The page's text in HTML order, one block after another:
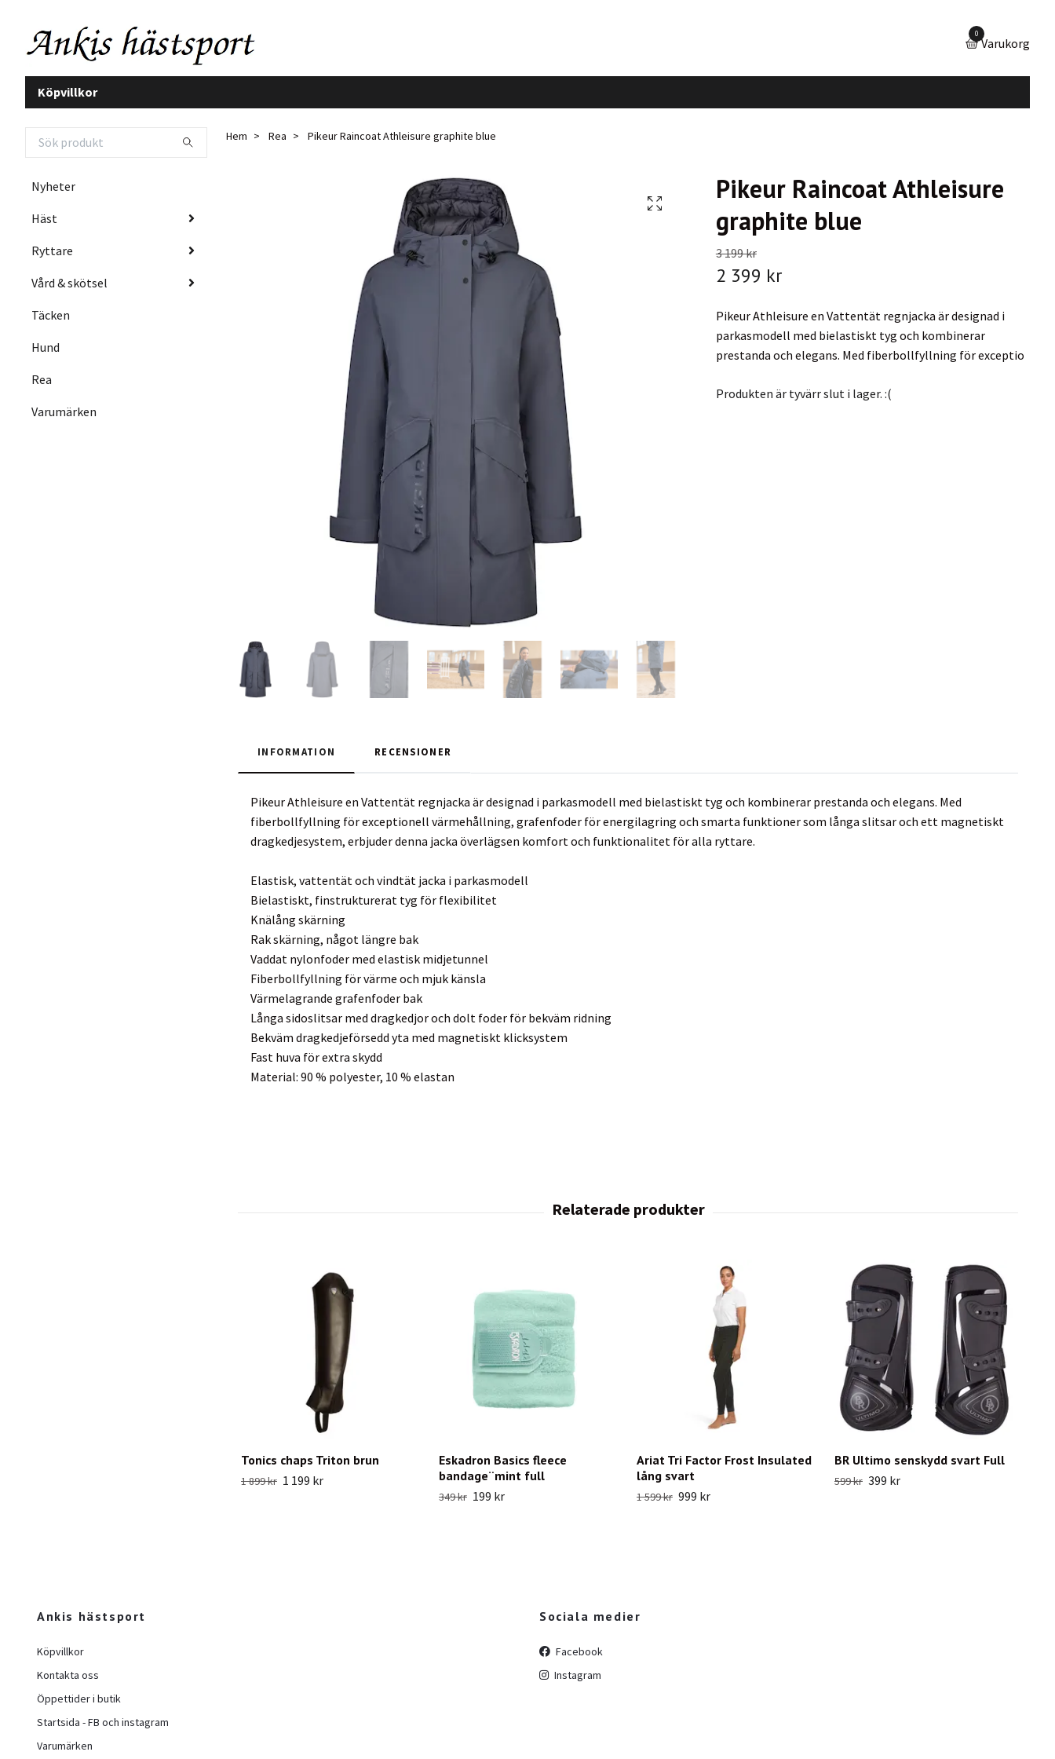
0
Varukorg
Köpvillkor
Nyheter
Häst
Ryttare
Vård & skötsel
Täcken
Hund
Rea
Varumärken
Hem Rea Pikeur Raincoat Athleisure graphite blue
Pikeur Raincoat Athleisure
graphite blue
3 199 kr
2 399 kr
Pikeur Athleisure en Vattentät regnjacka är designad i
parkasmodell med bielastiskt tyg och kombinerar
prestanda och elegans. Med fiberbollfyllning för exceptio
Produkten är tyvärr slut i lager. :(
INFORMATION RECENSIONER
Pikeur Athleisure en Vattentät regnjacka är designad i parkasmodell med bielastiskt tyg och kombinerar prestanda och elegans. Med
fiberbollfyllning för exceptionell värmehållning, grafenfoder för energilagring och smarta funktioner som långa slitsar och ett magnetiskt
dragkedjesystem, erbjuder denna jacka överlägsen komfort och funktionalitet för alla ryttare.
Elastisk, vattentät och vindtät jacka i parkasmodell
Bielastiskt, finstrukturerat tyg för flexibilitet
Knälång skärning
Rak skärning, något längre bak
Vaddat nylonfoder med elastisk midjetunnel
Fiberbollfyllning för värme och mjuk känsla
Värmelagrande grafenfoder bak
Långa sidoslitsar med dragkedjor och dolt foder för bekväm ridning
Bekväm dragkedjeförsedd yta med magnetiskt klicksystem
Fast huva för extra skydd
Material: 90 % polyester, 10 % elastan
Tonics chaps Triton brun
1 899 kr 1 199 kr
Eskadron Basics fleece
bandage¨mint full
349 kr 199 kr
Ariat Tri Factor Frost Insulated
lång svart
1 599 kr 999 kr
BR Ultimo senskydd svart Full
599 kr 399 kr
Ankis hästsport
Köpvillkor
Kontakta oss
Öppettider i butik
Startsida - FB och instagram
Varumärken
Sociala medier
Facebook
Instagram